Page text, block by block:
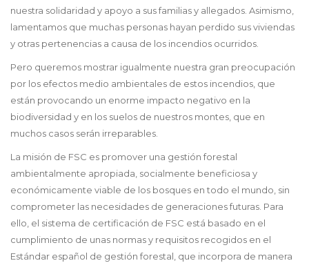
nuestra solidaridad y apoyo a sus familias y allegados. Asimismo,
lamentamos que muchas personas hayan perdido sus viviendas
y otras pertenencias a causa de los incendios ocurridos.
Pero queremos mostrar igualmente nuestra gran preocupación
por los efectos medio ambientales de estos incendios, que
están provocando un enorme impacto negativo en la
biodiversidad y en los suelos de nuestros montes, que en
muchos casos serán irreparables.
La misión de FSC es promover una gestión forestal
ambientalmente apropiada, socialmente beneficiosa y
económicamente viable de los bosques en todo el mundo, sin
comprometer las necesidades de generaciones futuras. Para
ello, el sistema de certificación de FSC está basado en el
cumplimiento de unas normas y requisitos recogidos en el
Estándar español de gestión forestal, que incorpora de manera